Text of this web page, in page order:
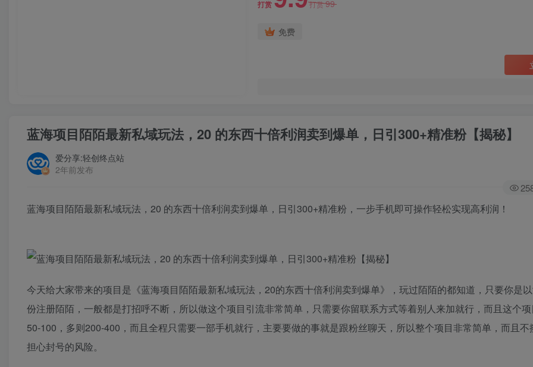
打赏 打赏99
免费
蓝海项目陌陌最新私域玩法，20 的东西十倍利润卖到爆单，日引300+精准粉【揭秘】
爱分享:轻创终点站
2年前发布
蓝海项目陌陌最新私域玩法，20 的东西十倍利润卖到爆单，日引300+精准粉，一步手机即可操作轻松实现高利润！
今天给大家带来的项目是《蓝海项目陌陌最新私域玩法，20的东西十倍利润卖到爆单》，玩过陌陌的都知道，只要你是
份注册陌陌，一般都是打招呼不断，所以做这个项目引流非常简单，只需要你留联系方式等着别人来加就行，而且这个
50-100，多则200-400，而且全程只需要一部手机就行，主要要做的事就是跟粉丝聊天，所以整个项目非常简单，而且不
担心封号的风险。